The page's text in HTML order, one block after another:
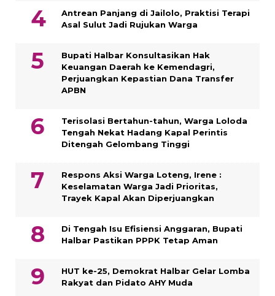
Antrean Panjang di Jailolo, Praktisi Terapi
Asal Sulut Jadi Rujukan Warga
Bupati Halbar Konsultasikan Hak
Keuangan Daerah ke Kemendagri,
Perjuangkan Kepastian Dana Transfer
APBN
Terisolasi Bertahun-tahun, Warga Loloda
Tengah Nekat Hadang Kapal Perintis
Ditengah Gelombang Tinggi
Respons Aksi Warga Loteng, Irene :
Keselamatan Warga Jadi Prioritas,
Trayek Kapal Akan Diperjuangkan
Di Tengah Isu Efisiensi Anggaran, Bupati
Halbar Pastikan PPPK Tetap Aman
HUT ke-25, Demokrat Halbar Gelar Lomba
Rakyat dan Pidato AHY Muda